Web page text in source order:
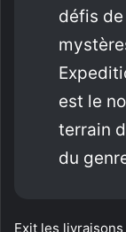
défis
est le
terrain
du
Exit les